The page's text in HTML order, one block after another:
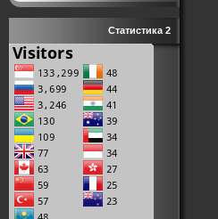
Статистика 2